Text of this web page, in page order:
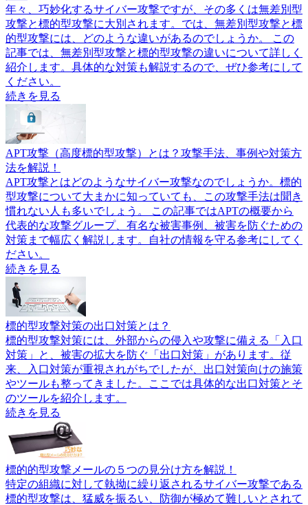
年々、巧妙化するサイバー攻撃ですが、その多くは無差別型
攻撃と標的型攻撃に大別されます。では、無差別型攻撃と標
的型攻撃には、どのような違いがあるのでしょうか。 この
記事では、無差別型攻撃と標的型攻撃の違いについて詳しく
紹介します。具体的な対策も解説するので、ぜひ参考にして
ください。
続きを見る
APT攻撃（高度標的型攻撃）とは？攻撃手法、事例や対策方
法を解説！
APT攻撃とはどのようなサイバー攻撃なのでしょうか。標的
型攻撃について大まかに知っていても、この攻撃手法は聞き
慣れない人も多いでしょう。 この記事ではAPTの概要から
代表的な攻撃グループ、有名な被害事例、被害を防ぐための
対策まで幅広く解説します。自社の情報を守る参考にしてく
ださい。
続きを見る
標的型攻撃対策の出口対策とは？
標的型攻撃対策には、外部からの侵入や攻撃に備える「入口
対策」と、被害の拡大を防ぐ「出口対策」があります。従
来、入口対策が重視されがちでしたが、出口対策向けの施策
やツールも整ってきました。ここでは具体的な出口対策とそ
のツールを紹介します。
続きを見る
標的的型攻撃メールの５つの見分け方を解説！
特定の組織に対して執拗に繰り返されるサイバー攻撃である
標的型攻撃は、猛威を振るい、防御が極めて難しいとされて